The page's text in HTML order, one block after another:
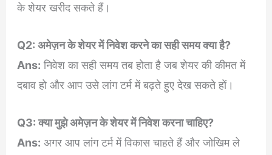
के शेयर खरीद सकते हैं।
Q2: अमेज़न के शेयर में निवेश करने का सही समय क्या है?
Ans: निवेश का सही समय तब होता है जब शेयर की कीमत में
दबाव हो और आप उसे लांग टर्म में बढ़ते हुए देख सकते हों।
Q3: क्या मुझे अमेज़न के शेयर में निवेश करना चाहिए?
Ans: अगर आप लांग टर्म में विकास चाहते हैं और जोखिम ले